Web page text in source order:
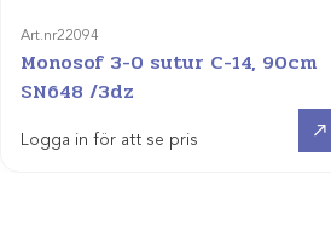
Art.nr22094
Monosof 3-0 sutur C-14, 90cm
SN648 /3dz
Logga in för att se pris